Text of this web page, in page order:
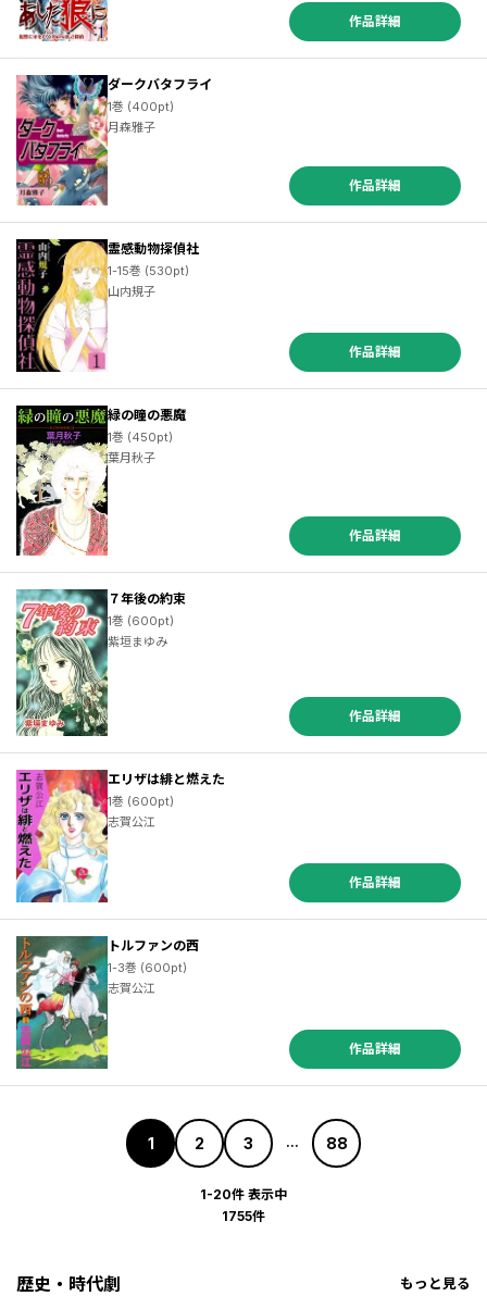
作品詳細
ダークバタフライ
1巻 (400pt)
月森雅子
作品詳細
霊感動物探偵社
1-15巻 (530pt)
山内規子
作品詳細
緑の瞳の悪魔
1巻 (450pt)
葉月秋子
作品詳細
７年後の約束
1巻 (600pt)
紫垣まゆみ
作品詳細
エリザは緋と燃えた
1巻 (600pt)
志賀公江
作品詳細
トルファンの西
1-3巻 (600pt)
志賀公江
作品詳細
1 2 3 ... 88
1-20件 表示中
1755件
歴史・時代劇 もっと見る